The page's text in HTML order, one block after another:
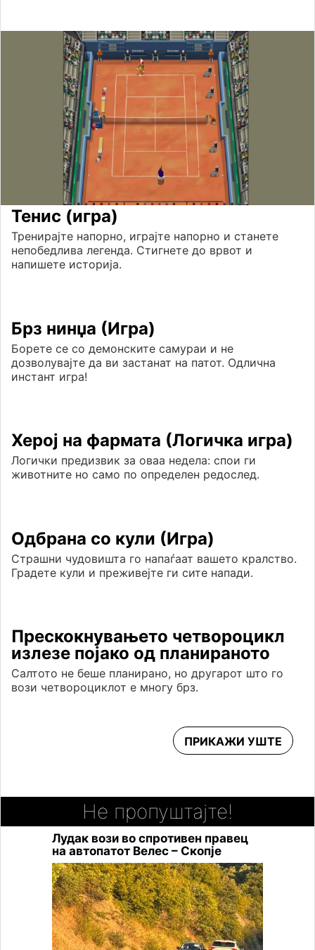
Тенис (игра)
Тренирајте напорно, играјте напорно и станете
непобедлива легенда. Стигнете до врвот и
напишете историја.
Брз нинџа (Игра)
Борете се со демонските самураи и не
дозволувајте да ви застанат на патот. Одлична
инстант игра!
Херој на фармата (Логичка игра)
Логички предизвик за оваа недела: спои ги
животните но само по определен редослед.
Одбрана со кули (Игра)
Страшни чудовишта го напаѓаат вашето кралство.
Градете кули и преживејте ги сите напади.
Прескокнувањето четвороцикл
излезе појако од планираното
Салтото не беше планирано, но другарот што го
вози четвороциклот е многу брз.
ПРИКАЖИ УШТЕ
Не пропуштајте!
Лудак вози во спротивен правец
на автопатот Велес – Скопје